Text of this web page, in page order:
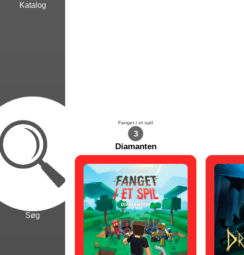
Katalog
Søg
3
Fanget i et spil
Diamanten